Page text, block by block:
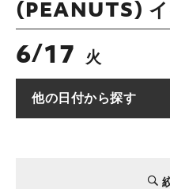
(PEANUTS)
6/17 火
他の日付から探す